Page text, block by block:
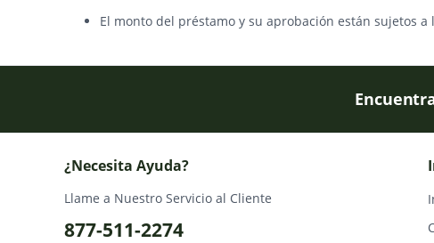
El monto del préstamo y su aprobación están sujetos
¿Necesita Ayuda?
Llame a Nuestro Servicio al Cliente
877-511-2274